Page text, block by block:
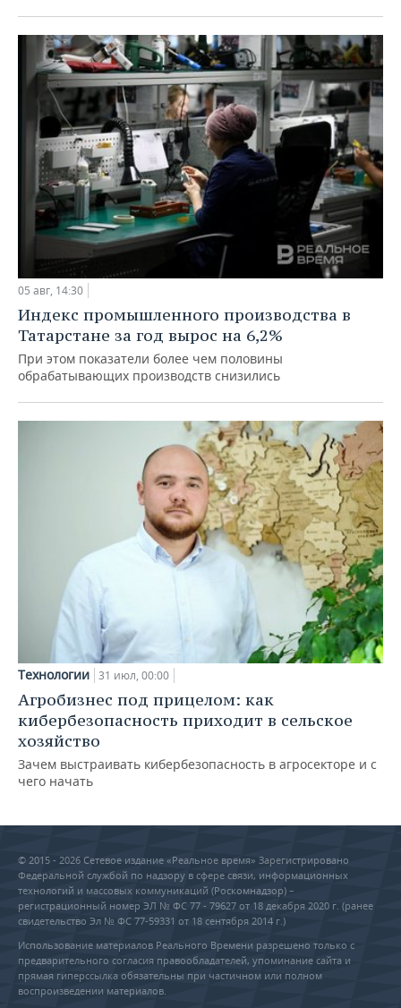
05 авг, 14:30
Индекс промышленного производства в
Татарстане за год вырос на 6,2%
При этом показатели более чем половины
обрабатывающих производств снизились
Технологии 31 июл, 00:00
Агробизнес под прицелом: как
кибербезопасность приходит в сельское
хозяйство
Зачем выстраивать кибербезопасность в агросекторе и с
чего начать
© 2015 - 2026 Сетевое издание «Реальное время» Зарегистрировано
Федеральной службой по надзору в сфере связи, информационных
технологий и массовых коммуникаций (Роскомнадзор) –
регистрационный номер ЭЛ № ФС 77 - 79627 от 18 декабря 2020 г. (ранее
свидетельство Эл № ФС 77-59331 от 18 сентября 2014 г.)
Использование материалов Реального Времени разрешено только с
предварительного согласия правообладателей, упоминание сайта и
прямая гиперссылка обязательны при частичном или полном
воспроизведении материалов.